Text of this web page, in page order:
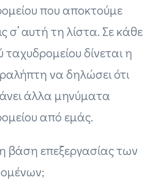
που αποκτούμε
σ’ αυτή τη λίστα. Σε κάθε
δίνεται η
να δηλώσει ότι
άλλα μηνύματα
από εμάς.
βάση επεξεργασίας των